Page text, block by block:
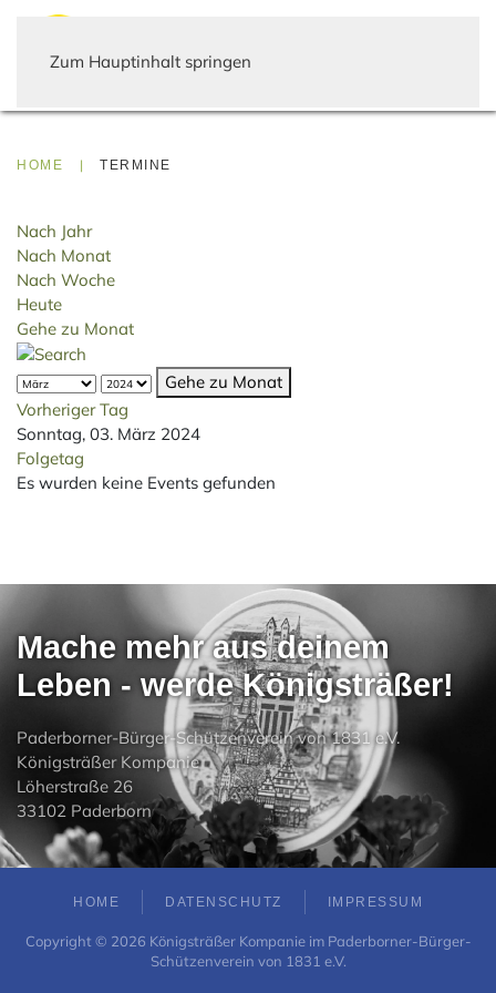
Zum Hauptinhalt springen
HOME TERMINE
Nach Jahr
Nach Monat
Nach Woche
Heute
Gehe zu Monat
Gehe zu Monat
Vorheriger Tag
Sonntag, 03. März 2024
Folgetag
Es wurden keine Events gefunden
Mache mehr aus deinem
Leben - werde Königsträßer!
Paderborner-Bürger-Schützenverein von 1831 e.V.
Königsträßer Kompanie
Löherstraße 26
33102 Paderborn
HOME DATENSCHUTZ IMPRESSUM
Copyright © 2026 Königsträßer Kompanie im Paderborner-Bürger-
Schützenverein von 1831 e.V.